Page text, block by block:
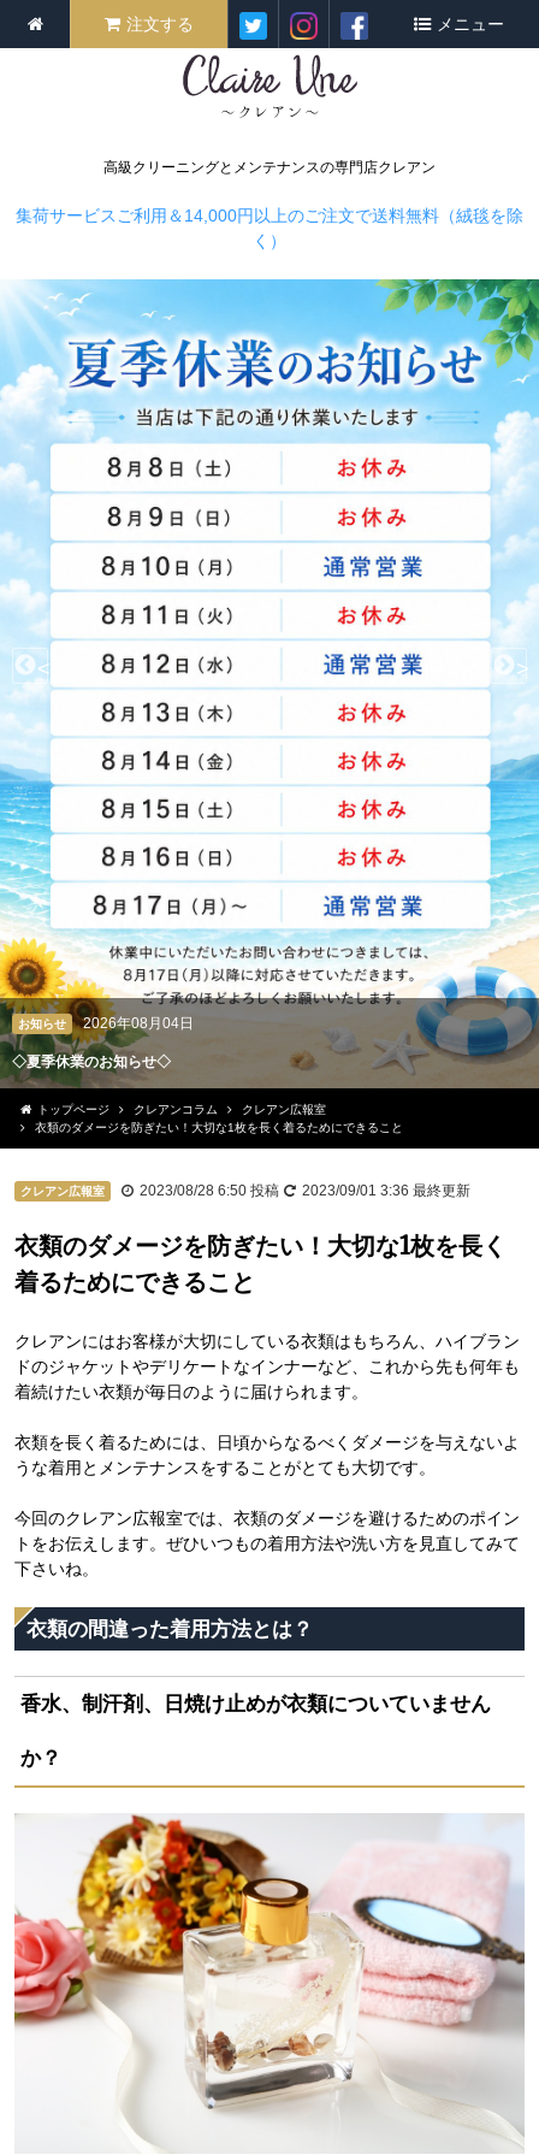
高級クリーニングとメンテナンスの専門店クレアン
注文する メニュー
集荷サービスご利用＆14,000円以上のご注文で送料無料（絨毯を除
く）
お知らせ 2026年08月04日
◇夏季休業のお知らせ◇
< >
トップページ クレアンコラム
クレアン広報室
衣類のダメージを防ぎたい！大切な1枚を長く着るためにできること
クレアン広報室 2023/08/28 6:50 投稿 2023/09/01 3:36 最終更新
衣類のダメージを防ぎたい！大切な1枚を長く
着るためにできること
クレアンにはお客様が大切にしている衣類はもちろん、ハイブラン
ドのジャケットやデリケートなインナーなど、これから先も何年も
着続けたい衣類が毎日のように届けられます。
衣類を長く着るためには、日頃からなるべくダメージを与えないよ
うな着用とメンテナンスをすることがとても大切です。
今回のクレアン広報室では、衣類のダメージを避けるためのポイン
トをお伝えします。ぜひいつもの着用方法や洗い方を見直してみて
下さいね。
衣類の間違った着用方法とは？
香水、制汗剤、日焼け止めが衣類についていません
か？